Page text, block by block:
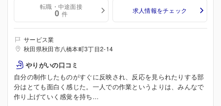
転職・中途面接
0 件 求人情報をチェック
サービス業
秋田県秋田市八橋本町3丁目2-14
やりがいの口コミ
自分の制作したものがすぐに反映され、反応を見られたりする部
分はとても面白く感じた。一人での作業というよりは、みんなで
作り上げていく感覚を持ち...